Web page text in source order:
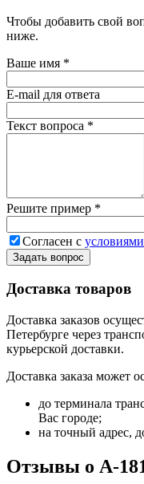
Чтобы добавить свой
ниже.
Ваше имя *
E-mail для ответа
Текст вопроса *
Решите пример *
Согласен с
Задать вопрос
Доставка товаров
Доставка заказов
Петербурге через
курьерской доставки.
Доставка заказа может
до терминала
Вас городе;
на точный адрес,
Отзывы о A-